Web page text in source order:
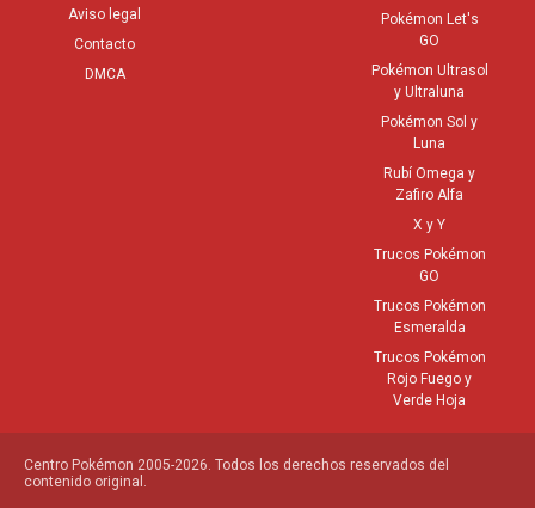
Aviso legal
Contacto
DMCA
Pokémon Let's
GO
Pokémon Ultrasol
y Ultraluna
Pokémon Sol y
Luna
Rubí Omega y
Zafiro Alfa
X y Y
Trucos Pokémon
GO
Trucos Pokémon
Esmeralda
Trucos Pokémon
Rojo Fuego y
Verde Hoja
Centro Pokémon 2005-2026. Todos los derechos reservados del
contenido original.